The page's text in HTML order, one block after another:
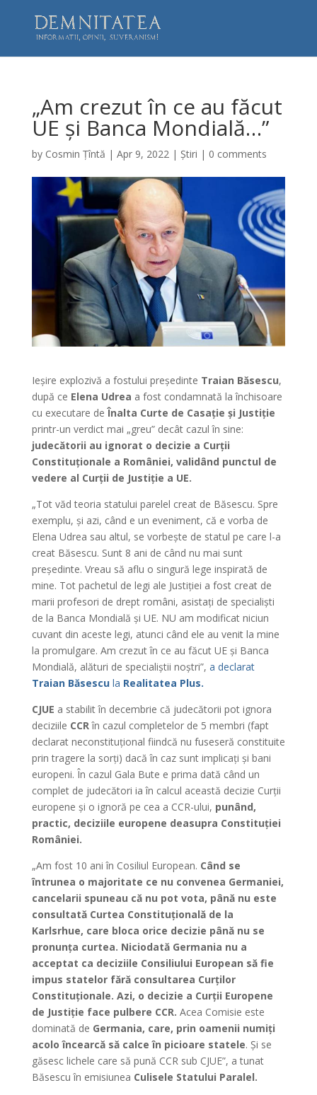
„Am crezut în ce au făcut
UE și Banca Mondială…”
by Cosmin Țîntă | Apr 9, 2022| Știri | 0 comments
Ieșire explozivă a fostului președinte Traian Băsescu,
după ce Elena Udrea a fost condamnată la închisoare
cu executare deÎnalta Curte de Casație și Justiție
printr-un verdict mai „greu” decât cazul în sine:
judecătorii au ignorat o decizie a Curții
Constituționale a României, validând punctul de
vedere al Curții de Justiție a UE.
„Tot văd teoria statului parelel creat de Băsescu. Spre
exemplu, și azi, când e un eveniment, că e vorba de
Elena Udrea sau altul, se vorbește de statul pe care l-a
creat Băsescu. Sunt 8 ani de când nu mai sunt
președinte. Vreau să aflu o singură lege inspirată de
mine. Tot pachetul de legi ale Justiției a fost creat de
marii profesori de drept români, asistați de specialiști
de la Banca Mondială și UE. NU am modificat niciun
cuvant din aceste legi, atunci când ele au venit la mine
la promulgare. Am crezut în ce au făcut UE și Banca
Mondială, alături de specialiștii noștri”, a declarat
Traian Băsescu la Realitatea Plus.
CJUE a stabilit în decembrie că judecătorii pot ignora
deciziile CCRîn cazul completelor de 5 membri (fapt
declarat neconstituțional fiindcă nu fuseseră constituite
prin tragere la sorți) dacă în caz sunt implicați și bani
europeni. În cazul Gala Bute e prima dată când un
complet de judecători ia în calcul această decizie Curții
europene și o ignoră pe cea a CCR-ului, punând,
practic, deciziile europene deasupra Constituției
României.
„Am fost 10 ani în Cosiliul European. Când se
întrunea o majoritate ce nu convenea Germaniei,
cancelarii spuneau că nu pot vota, până nu este
consultată Curtea Constituțională de la
Karlsrhue, care bloca orice decizie până nu se
pronunța curtea. Niciodată Germania nu a
acceptat ca deciziile Consiliului European să fie
impus statelor fără consultarea Curților
Constituționale. Azi, o decizie a Curții Europene
de Justiție face pulbere CCR. Acea Comisie este
dominată de Germania, care, prin oamenii numiți
acolo încearcă să calce în picioare statele. Și se
găsesc lichele care să pună CCR sub CJUE”, a tunat
Băsescu în emisiunea Culisele Statului Paralel.